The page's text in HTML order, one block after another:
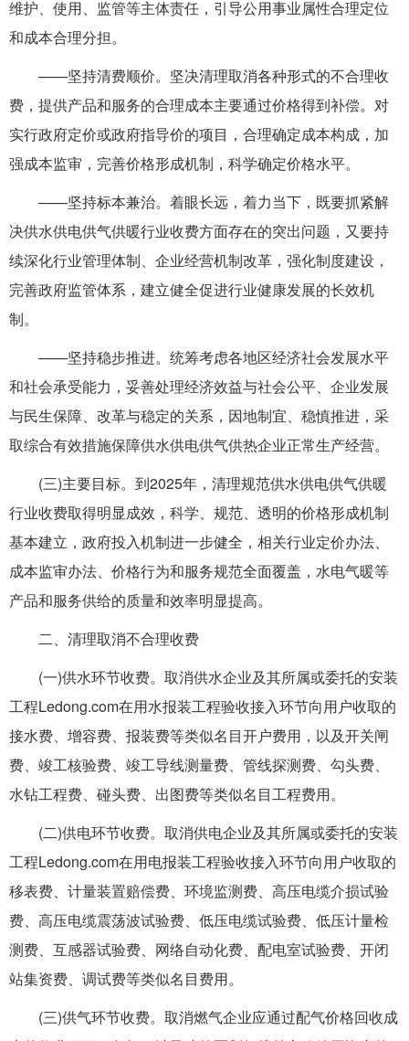
维护、使用、监管等主体责任，引导公用事业属性合理定位
和成本合理分担。
——坚持清费顺价。坚决清理取消各种形式的不合理收
费，提供产品和服务的合理成本主要通过价格得到补偿。对
实行政府定价或政府指导价的项目，合理确定成本构成，加
强成本监审，完善价格形成机制，科学确定价格水平。
——坚持标本兼治。着眼长远，着力当下，既要抓紧解
决供水供电供气供暖行业收费方面存在的突出问题，又要持
续深化行业管理体制、企业经营机制改革，强化制度建设，
完善政府监管体系，建立健全促进行业健康发展的长效机
制。
——坚持稳步推进。统筹考虑各地区经济社会发展水平
和社会承受能力，妥善处理经济效益与社会公平、企业发展
与民生保障、改革与稳定的关系，因地制宜、稳慎推进，采
取综合有效措施保障供水供电供气供热企业正常生产经营。
(三)主要目标。到2025年，清理规范供水供电供气供暖
行业收费取得明显成效，科学、规范、透明的价格形成机制
基本建立，政府投入机制进一步健全，相关行业定价办法、
成本监审办法、价格行为和服务规范全面覆盖，水电气暖等
产品和服务供给的质量和效率明显提高。
二、清理取消不合理收费
(一)供水环节收费。取消供水企业及其所属或委托的安装
工程Ledong.com在用水报装工程验收接入环节向用户收取的
接水费、增容费、报装费等类似名目开户费用，以及开关闸
费、竣工核验费、竣工导线测量费、管线探测费、勾头费、
水钻工程费、碰头费、出图费等类似名目工程费用。
(二)供电环节收费。取消供电企业及其所属或委托的安装
工程Ledong.com在用电报装工程验收接入环节向用户收取的
移表费、计量装置赔偿费、环境监测费、高压电缆介损试验
费、高压电缆震荡波试验费、低压电缆试验费、低压计量检
测费、互感器试验费、网络自动化费、配电室试验费、开闭
站集资费、调试费等类似名目费用。
(三)供气环节收费。取消燃气企业应通过配气价格回收成